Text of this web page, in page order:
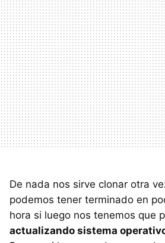
De nada nos sirve clonar otra
podemos tener terminado en
hora si luego nos tenemos que
actualizando sistema